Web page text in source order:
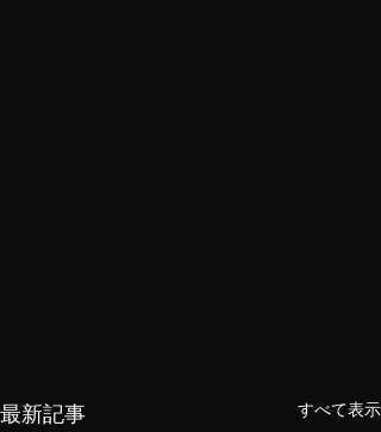
最新記事 すべて表示